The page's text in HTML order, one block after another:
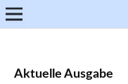
Aktuelle Ausgabe